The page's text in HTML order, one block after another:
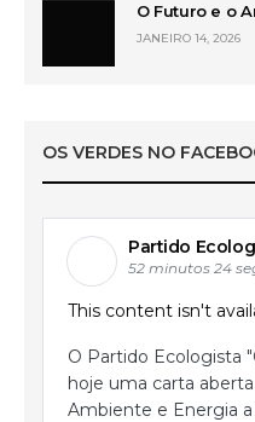
O Futuro e o
JANEIRO 14, 2026
OS VERDES NO
Partido
52 minutos 24
This content isn't
O Partido Ecologista
hoje uma carta
Ambiente e Energia